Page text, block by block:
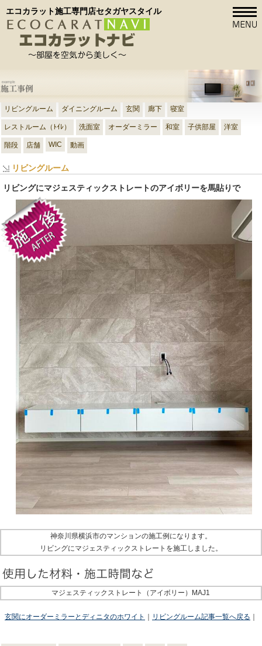
エコカラット施工専門店セタガヤスタイル
リビングルーム ダイニングルーム 玄関 廊下 寝室
レストルーム（ﾄｲﾚ） 洗面室 オーダーミラー 和室 子供部屋 洋室
階段 店舗 WIC 動画
リビングルーム
リビングにマジェスティックストレートのアイボリーを馬貼りで
神奈川県横浜市のマンションの施工例になります。
リビングにマジェスティックストレートを施工しました。
マジェスティックストレート（アイボリー）MAJ1
玄関にオーダーミラーとディニタのホワイト ｜ リビングルーム記事一覧へ戻る ｜